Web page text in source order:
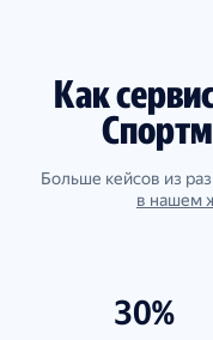
Как
Больше кейсов из
в нашем
30%